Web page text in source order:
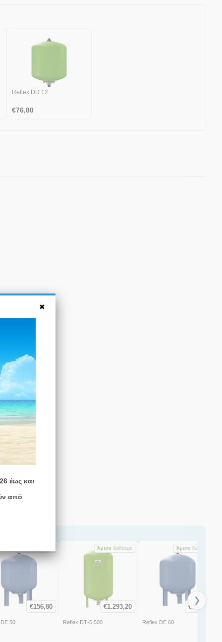
Reflex DD 12
€76,80
€156,80
50
Άμεσα διαθέσιμο
€1.293,20
Reflex DΤ-5 500
Άμεσα διαθέσιμο
€ 201,90
Reflex DE 60
❯
έως και
από